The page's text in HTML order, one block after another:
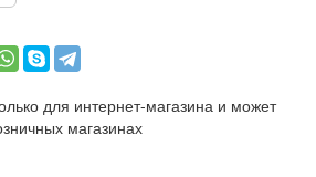
для интернет-магазина и может
магазинах